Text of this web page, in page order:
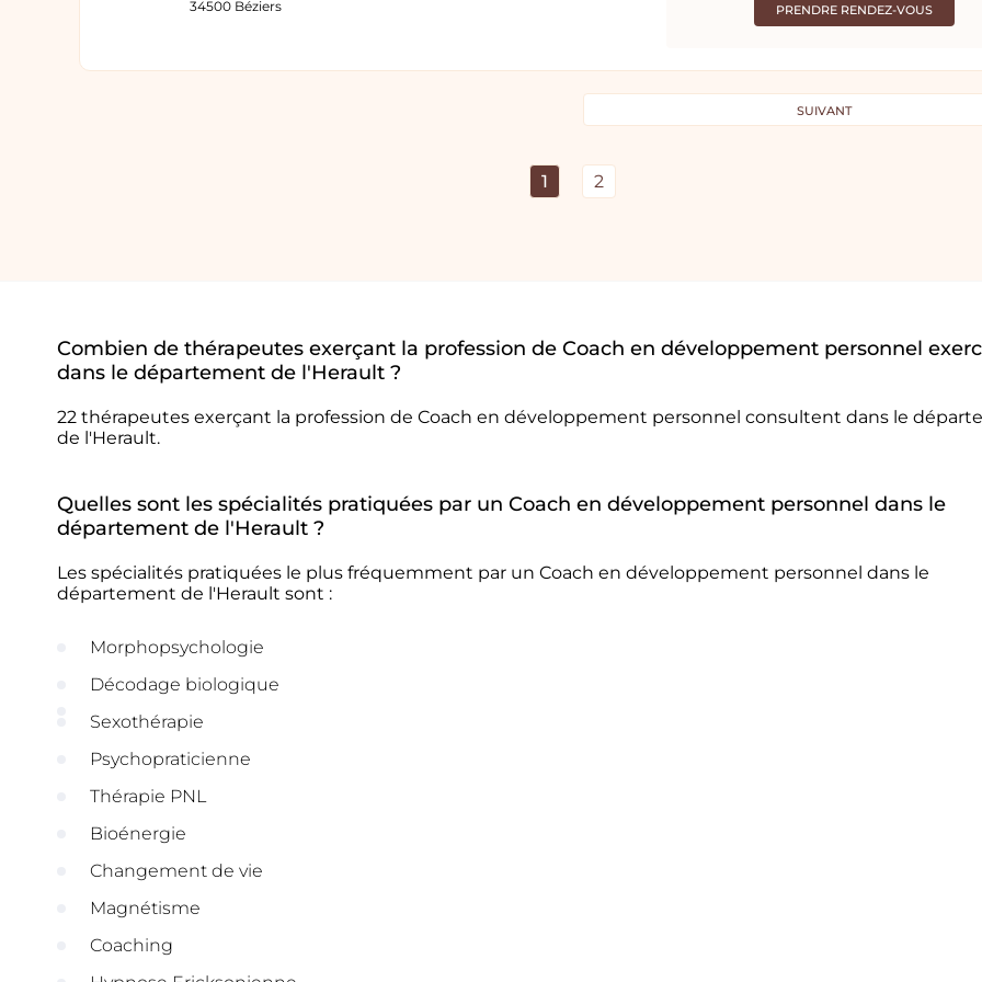
34500 Béziers
PRENDRE RENDEZ-VOUS
SUIVANT
1 2
Combien de thérapeutes exerçant la profession de Coach en développement personnel
dans le département de l'Herault ?
22 thérapeutes exerçant la profession de Coach en développement personnel consultent dans le
de l'Herault.
Quelles sont les spécialités pratiquées par un Coach en développement personnel dans le
département de l'Herault ?
Les spécialités pratiquées le plus fréquemment par un Coach en développement personnel dans le
département de l'Herault sont :
Morphopsychologie
Décodage biologique
Sexothérapie
Psychopraticienne
Thérapie PNL
Bioénergie
Changement de vie
Magnétisme
Coaching